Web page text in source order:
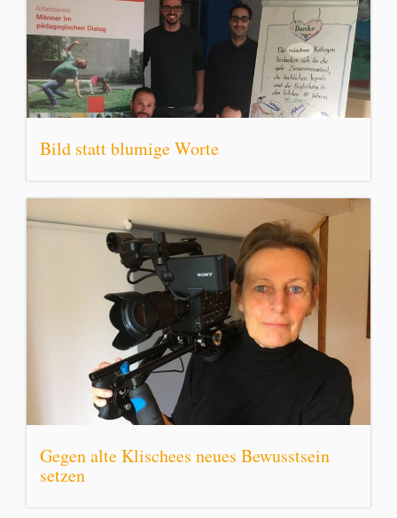
Bild statt blumige Worte
Gegen alte Klischees neues Bewusstsein
setzen